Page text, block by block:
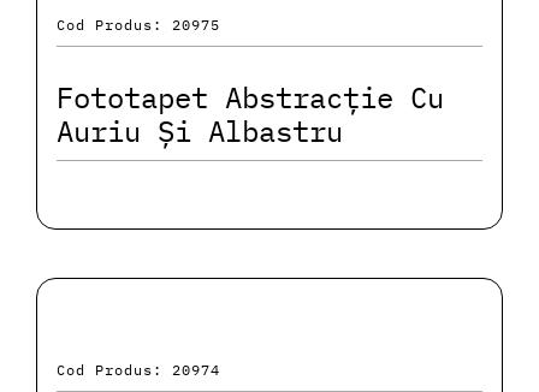
Cod Produs: 20975
Fototapet Abstracție Cu
Auriu Și Albastru
Cod Produs: 20974